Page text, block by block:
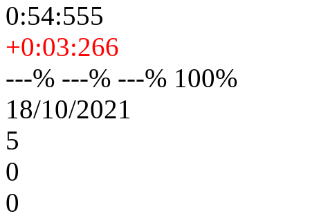
0:54:555
+0:03:266
---% ---% ---% 100%
18/10/2021
5
0
0